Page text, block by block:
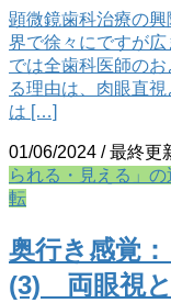
顕微鏡歯科治療の
界で徐々にですが
では全歯科医師の
る理由は、肉眼直
は […]
01/06/2024 / 最終更
られる・見える」
転
奥行き感覚
(3) 両眼視